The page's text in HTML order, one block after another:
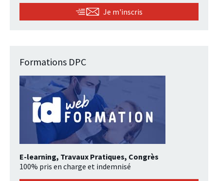
Je m'inscris
Formations DPC
E-learning, Travaux Pratiques, Congrès
100% pris en charge et indemnisé